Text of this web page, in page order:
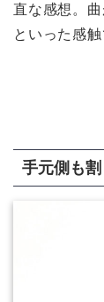
直な感想。
といった感触
手元側も